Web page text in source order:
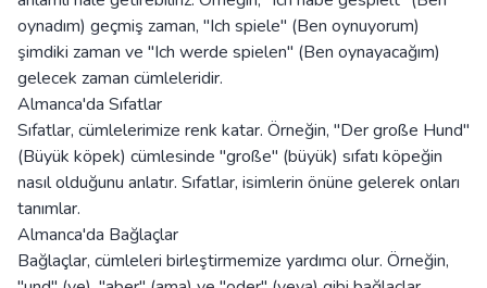
oynadım) geçmiş zaman, "Ich spiele" (Ben oynuyorum)
şimdiki zaman ve "Ich werde spielen" (Ben oynayacağım)
gelecek zaman cümleleridir.
Almanca'da Sıfatlar
Sıfatlar, cümlelerimize renk katar. Örneğin, "Der große Hund"
(Büyük köpek) cümlesinde "große" (büyük) sıfatı köpeğin
nasıl olduğunu anlatır. Sıfatlar, isimlerin önüne gelerek onları
tanımlar.
Almanca'da Bağlaçlar
Bağlaçlar, cümleleri birleştirmemize yardımcı olur. Örneğin,